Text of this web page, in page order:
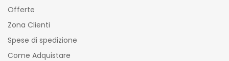
Offerte
Zona Clienti
Spese di spedizione
Come Adquistare